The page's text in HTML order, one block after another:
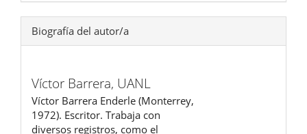
Biografía del autor/a
Víctor Barrera, UANL
Víctor Barrera Enderle (Monterrey,
1972). Escritor. Trabaja con
diversos registros, como el